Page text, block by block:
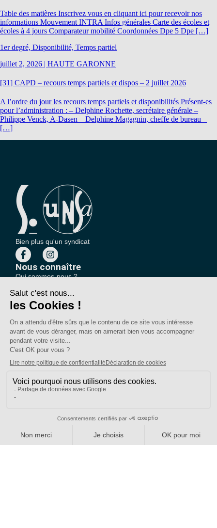
Table des matières Inscrivez vous en cliquant ici pour recevoir nos
informations Mouvement INTRA Infos générales Carte des écoles et
écoles à 4 jours Comparateur mobilité Coordonnées Dpe 5 Dpe […]
1er degré, Disponibilité, Temps partiel
juillet 2, 2026 | HAUTE GARONNE
[31] CAPD – recours temps partiels et dispos – 2 juillet 2026
A l’ordre du jour les recours temps partiels et disponibilités Présent-es
pour l’administration : – Delphine Rochette, secrétaire générale –
Philippe Venck, A-Dasen – Delphine Magagnin, cheffe de bureau –
[…]
Bien plus qu'un syndicat
Nous connaître
Qui sommes-nous ?
Nos sections locales
Partenariats et relations
On vous accompagne
Une question ?
Pourquoi adhérer ?
Nous contacter
Votre espace
Adhérer au SE-UNSA